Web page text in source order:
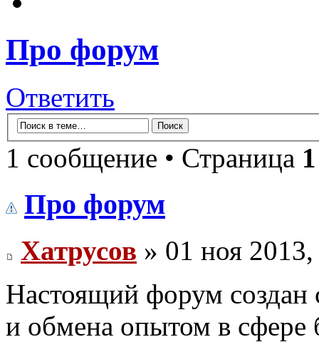
Про форум
Ответить
1 сообщение • Страница 1
Про форум
Хатрусов » 01 ноя
Настоящий форум создан
и обмена опытом в сфере